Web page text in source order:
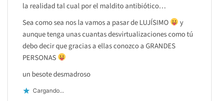
la realidad tal cual por el maldito antibiótico…
Sea como sea nos la vamos a pasar de LUJÍSIMO
y
aunque tenga unas cuantas desvirtualizaciones como tú
debo decir que gracias a ellas conozco a GRANDES
PERSONAS
un besote desmadroso
Cargando...